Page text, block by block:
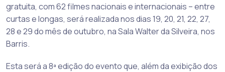
gratuita, com 62 filmes nacionais e internacionais – entre
curtas e longas, será realizada nos dias 19, 20, 21, 22, 27,
28 e 29 do mês de outubro, na Sala Walter da Silveira, nos
Barris.
Esta será a 8ª edição do evento que, além da exibição dos